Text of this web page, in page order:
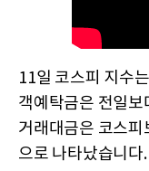
11일 코스피 지수
객예탁금은 전일
거래대금은 코스피
으로 나타났습니다.